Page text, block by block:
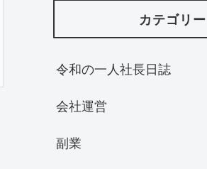
カテゴリー
令和の一人社長日誌
会社運営
副業